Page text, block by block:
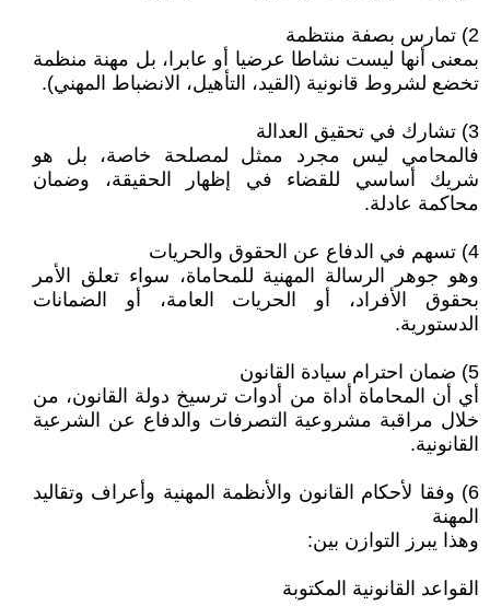
2) تمارس بصفة منتظمة
بمعنى أنها ليست نشاطا عرضيا أو عابرا، بل مهنة منظمة
تخضع لشروط قانونية (القيد، التأهيل، الانضباط المهني).
3) تشارك في تحقيق العدالة
فالمحامي ليس مجرد ممثل لمصلحة خاصة، بل هو
شريك أساسي للقضاء في إظهار الحقيقة، وضمان
محاكمة عادلة.
4) تسهم في الدفاع عن الحقوق والحريات
وهو جوهر الرسالة المهنية للمحاماة، سواء تعلق الأمر
بحقوق الأفراد، أو الحريات العامة، أو الضمانات
الدستورية.
5) ضمان احترام سيادة القانون
أي أن المحاماة أداة من أدوات ترسيخ دولة القانون، من
خلال مراقبة مشروعية التصرفات والدفاع عن الشرعية
القانونية.
6) وفقا لأحكام القانون والأنظمة المهنية وأعراف وتقاليد
المهنة
وهذا يبرز التوازن بين:
القواعد القانونية المكتوبة